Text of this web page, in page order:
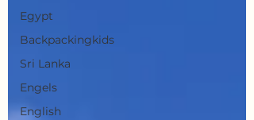
Egypt
Backpackingkids
Sri Lanka
Engels
English